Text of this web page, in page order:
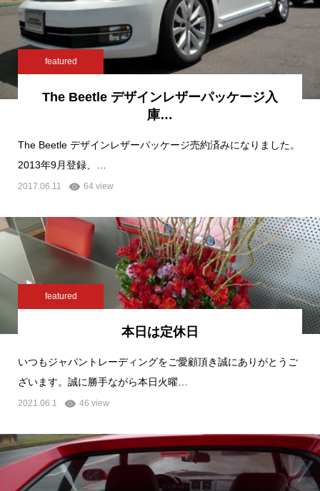
featured
The Beetle デザインレザーパッケージ入
庫…
The Beetle デザインレザーパッケージ売約済みになりました。
2013年9月登録、…
2017.06.11 64 view
featured
本日は定休日
いつもジャパントレーディングをご愛顧頂き誠にありがとうご
ざいます。誠に勝手ながら本日火曜…
2021.06.1 46 view